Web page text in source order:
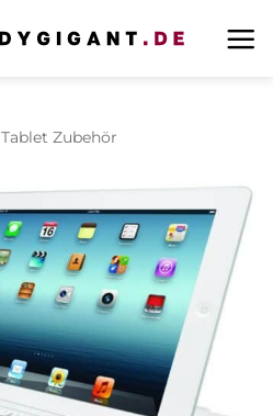
Tablet Zubehör